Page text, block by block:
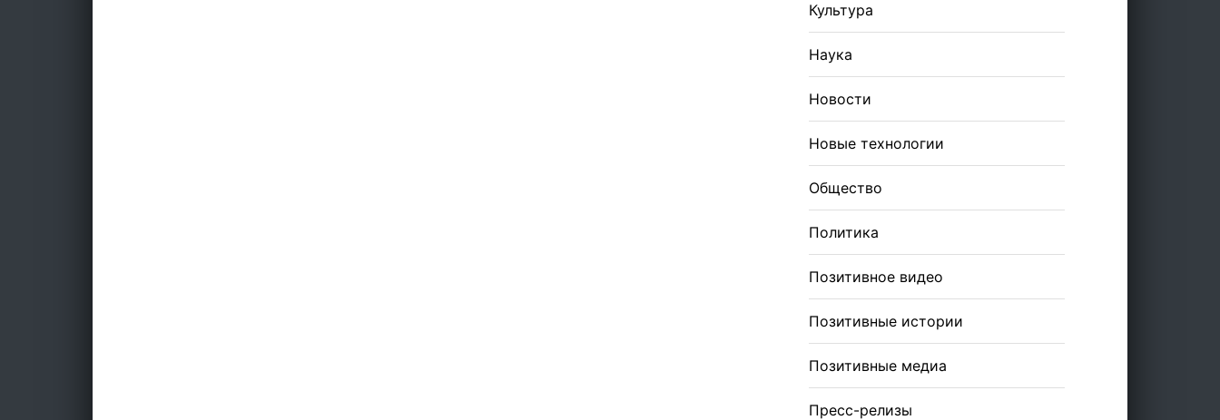
Культура
Наука
Новости
Новые технологии
Общество
Политика
Позитивное видео
Позитивные истории
Позитивные медиа
Пресс-релизы